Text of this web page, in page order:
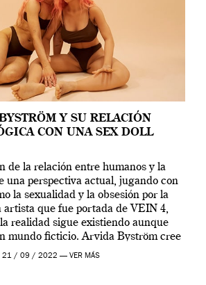
Y SU RELACIÓN
CON UNA SEX DOLL
de la relación entre humanos y la
una perspectiva actual, jugando con
la sexualidad y la obsesión por la
artista que fue portada de VEIN 4,
realidad sigue existiendo aunque
mundo ficticio. Arvida Byström cree
tienen un complejo […]
21 / 09 / 2022 — VER MÁS